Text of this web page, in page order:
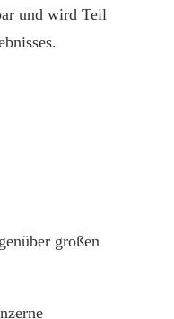
und wird Teil
großen